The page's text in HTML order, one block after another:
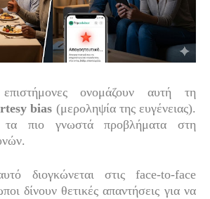
ονομάζουν αυτή τη
bias (μεροληψία της ευγένειας).
πιο γνωστά προβλήματα στη
διογκώνεται στις face-to-face
δίνουν θετικές απαντήσεις για να